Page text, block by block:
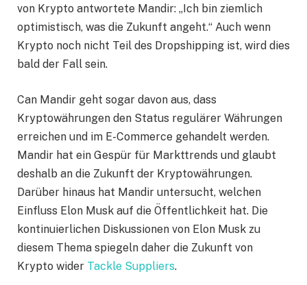
von Krypto antwortete Mandir: „Ich bin ziemlich
optimistisch, was die Zukunft angeht.“ Auch wenn
Krypto noch nicht Teil des Dropshipping ist, wird dies
bald der Fall sein.
Can Mandir geht sogar davon aus, dass
Kryptowährungen den Status regulärer Währungen
erreichen und im E-Commerce gehandelt werden.
Mandir hat ein Gespür für Markttrends und glaubt
deshalb an die Zukunft der Kryptowährungen.
Darüber hinaus hat Mandir untersucht, welchen
Einfluss Elon Musk auf die Öffentlichkeit hat. Die
kontinuierlichen Diskussionen von Elon Musk zu
diesem Thema spiegeln daher die Zukunft von
Krypto wider Tackle Suppliers.